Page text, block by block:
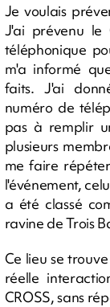
Je voulais
J'ai prévenu le
téléphonique
m'a informé
faits. J'ai
numéro de
pas à remplir
plusieurs
me faire
l'événement,
a été classé
ravine de Trois
Ce lieu se
réelle
CROSS, sans